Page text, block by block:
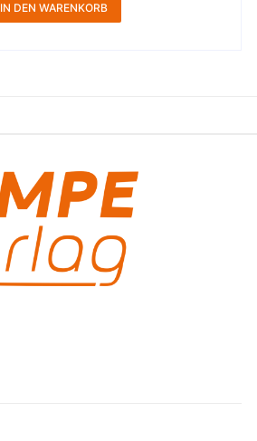
IN DEN WARENKORB